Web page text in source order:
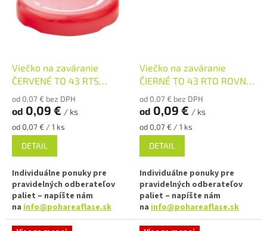
✅ Doprava kartónového balenia
zadarmo
Kúpte kartón viečok a máte
✅ Pre výhodnejšiu cenu kúpte
celý kartón
✅ Viečka skladom a ihneď na
odoslanie!
Kúpte kartón viečok 3000 ks
a máte naň dopravu
ZADARMO!
Viečko na zaváranie
ČERVENÉ TO 43 RTS
(paster do 105°C)
od 0,07 € bez DPH
od 0,09 € / ks
Jednotková
cena:
od 0,07 € / 1 ks
DETAIL
Individuálne ponuky pre
pravidelných odberateľov
paliet – napíšte nám
na info@pohareaflase.sk
Viečko na zaváranie
ČIERNÉ TO 43 RTO ROVNÉ
(paster do 105°C)
od 0,07 € bez DPH
od 0,09 € / ks
Jednotková
cena:
od 0,07 € / 1 ks
DETAIL
Individuálne ponuky pre
pravidelných odberateľov
paliet – napíšte nám
na info@pohareaflase.sk